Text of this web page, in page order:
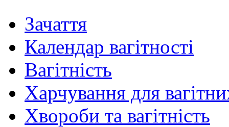
Зачаття
Календар вагітності
Вагітність
Харчування для
Хвороби та вагітність